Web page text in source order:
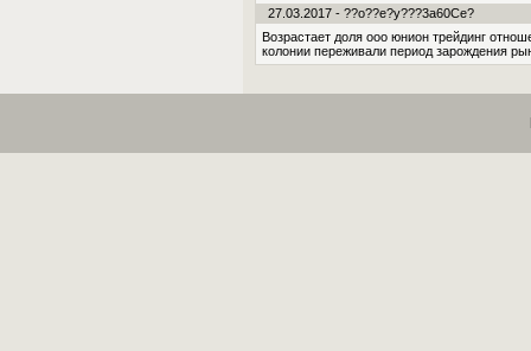
27.03.2017 - ??o??e?y???3a60Ce?
Возрастает доля ооо юнион трейдинг
колонии переживали период зарождения